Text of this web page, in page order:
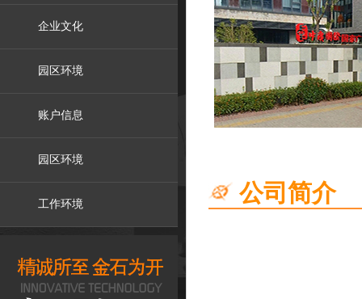
企业文化
园区环境
账户信息
园区环境
工作环境 公司简介